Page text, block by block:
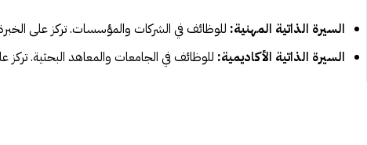
السيرة الذاتية المهنية: للوظائف في الشركات والمؤسسات. تركز على
السيرة الذاتية الأكاديمية: للوظائف في الجامعات والمعاهد البحثية. تركز